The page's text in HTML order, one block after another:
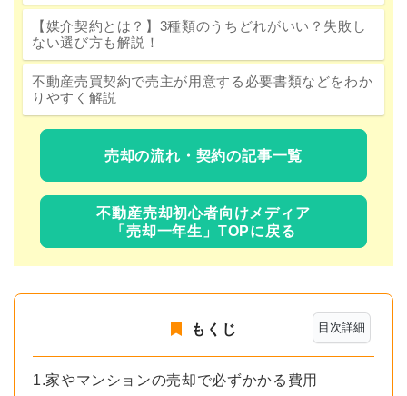
【媒介契約とは？】3種類のうちどれがいい？失敗し
ない選び方も解説！
不動産売買契約で売主が用意する必要書類などをわか
りやすく解説
売却の流れ・契約の記事一覧
不動産売却初心者向けメディア
「売却一年生」TOPに戻る
目次詳細
もくじ
1.家やマンションの売却で必ずかかる費用